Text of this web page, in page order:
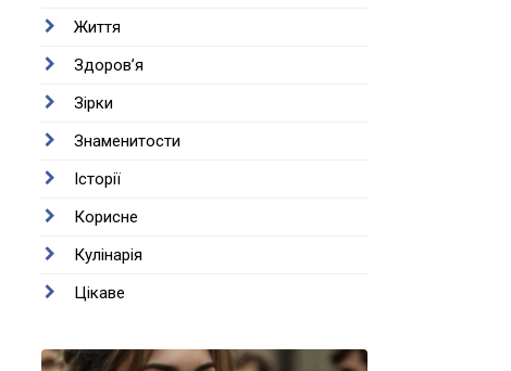
Життя
Здоров’я
Зірки
Знаменитости
Історії
Корисне
Кулінарія
Цікаве